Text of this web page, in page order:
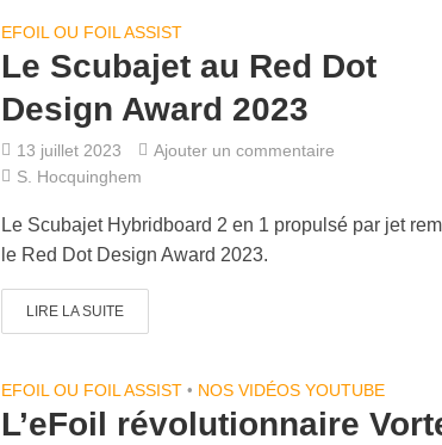
EFOIL OU FOIL ASSIST
Le Scubajet au Red Dot
Design Award 2023
13 juillet 2023
Ajouter un commentaire
S. Hocquinghem
Le Scubajet Hybridboard 2 en 1 propulsé par jet
le Red Dot Design Award 2023.
LIRE LA SUITE
EFOIL OU FOIL ASSIST • NOS VIDÉOS YOUTUBE
L’eFoil révolutionnaire